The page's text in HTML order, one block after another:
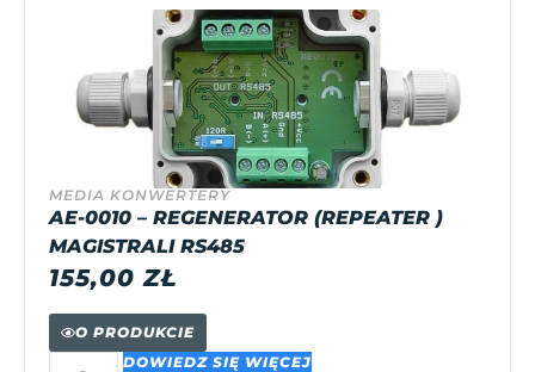
MEDIA KONWERTERY
AE-0010 – REGENERATOR (REPEATER )
MAGISTRALI RS485
155,00ZŁ
O PRODUKCIE
DOWIEDZ SIĘ WIĘCEJ